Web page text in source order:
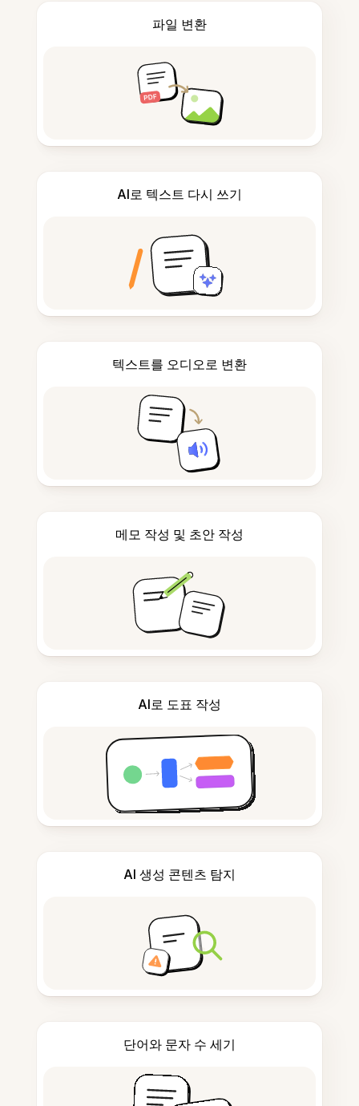
파일 변환
AI로 텍스트 다시 쓰기
텍스트를 오디오로 변환
메모 작성 및 초안 작성
AI로 도표 작성
AI 생성 콘텐츠 탐지
단어와 문자 수 세기